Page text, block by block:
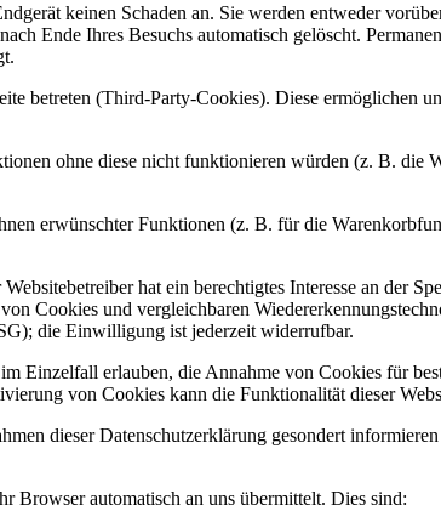
keinen Schaden an. Sie werden entweder
Ende Ihres Besuchs automatisch gelöscht.
betreten (Third-Party-Cookies). Diese ermöglichen
ohne diese nicht funktionieren würden (z. B. die
erwünschter Funktionen (z. B. für die
hat ein berechtigtes Interesse an der
Cookies und vergleichbaren
die Einwilligung ist jederzeit widerrufbar.
Einzelfall erlauben, die Annahme von Cookies für
von Cookies kann die Funktionalität dieser
dieser Datenschutzerklärung gesondert
Browser automatisch an uns übermittelt. Dies sind: